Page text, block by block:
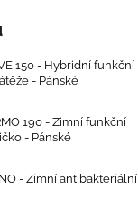
150 - Hybridní funkční
- Pánské
190 - Zimní funkční
- Pánské
- Zimní antibakteriální